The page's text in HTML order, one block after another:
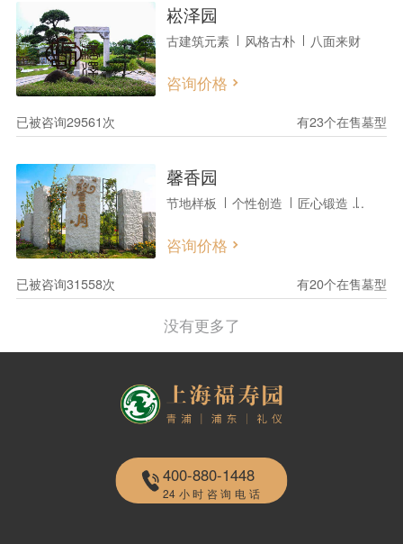
崧泽园
古建筑元素 风格古朴 八面来财
咨询价格
已被咨询29561次 有23个在售墓型
馨香园
节地样板 个性创造 匠心锻造
咨询价格
已被咨询31558次 有20个在售墓型
没有更多了
400-880-1448
24小时咨询电话